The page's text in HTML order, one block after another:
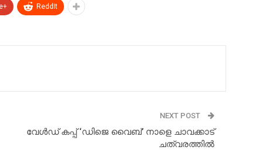
ReddIt
NEXT POST
വേൾഡ് കപ്പ് ‘ഡിജെ വൈബ്’ നാളെ ചാവക്കാട്
ചത്വരത്തിൽ